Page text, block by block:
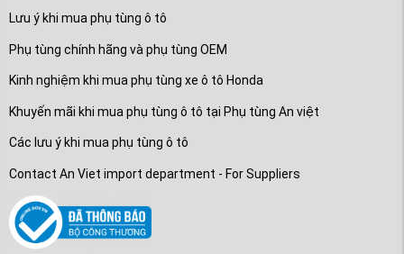
Lưu ý khi mua phụ tùng ô tô
Phụ tùng chính hãng và phụ tùng OEM
Kinh nghiệm khi mua phụ tùng xe ô tô Honda
Khuyến mãi khi mua phụ tùng ô tô tại Phụ tùng An việt
Các lưu ý khi mua phụ tùng ô tô
Contact An Viet import department - For Suppliers